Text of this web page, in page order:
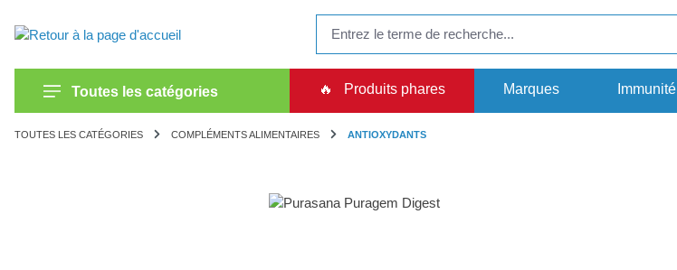
Toutes les catégories 🔥 Produits phares Marques Immunité
TOUTES LES CATÉGORIES COMPLÉMENTS ALIMENTAIRES ANTIOXYDANTS